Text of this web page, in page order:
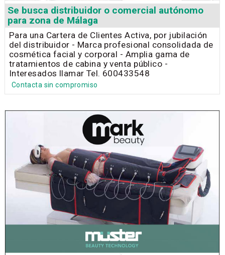
Se busca distribuidor o comercial autónomo
para zona de Málaga
Para una Cartera de Clientes Activa, por jubilación
del distribuidor - Marca profesional consolidada de
cosmética facial y corporal - Amplia gama de
tratamientos de cabina y venta público -
Interesados llamar Tel. 600433548
Contacta sin compromiso